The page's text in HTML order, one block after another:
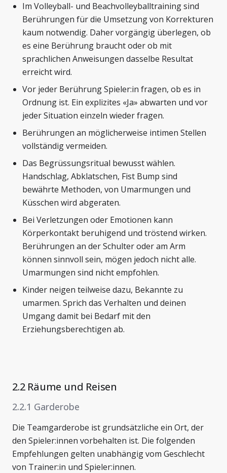
Im Volleyball- und Beachvolleyballtraining sind
Berührungen für die Umsetzung von Korrekturen
kaum notwendig. Daher vorgängig überlegen, ob
es eine Berührung braucht oder ob mit
sprachlichen Anweisungen dasselbe Resultat
erreicht wird.
Vor jeder Berührung Spieler:in fragen, ob es in
Ordnung ist. Ein explizites «Ja» abwarten und vor
jeder Situation einzeln wieder fragen.
Berührungen an möglicherweise intimen Stellen
vollständig vermeiden.
Das Begrüssungsritual bewusst wählen.
Handschlag, Abklatschen, Fist Bump sind
bewährte Methoden, von Umarmungen und
Küsschen wird abgeraten.
Bei Verletzungen oder Emotionen kann
Körperkontakt beruhigend und tröstend wirken.
Berührungen an der Schulter oder am Arm
können sinnvoll sein, mögen jedoch nicht alle.
Umarmungen sind nicht empfohlen.
Kinder neigen teilweise dazu, Bekannte zu
umarmen. Sprich das Verhalten und deinen
Umgang damit bei Bedarf mit den
Erziehungsberechtigen ab.
2.2 Räume und Reisen
2.2.1 Garderobe
Die Teamgarderobe ist grundsätzliche ein Ort, der
den Spieler:innen vorbehalten ist. Die folgenden
Empfehlungen gelten unabhängig vom Geschlecht
von Trainer:in und Spieler:innen.